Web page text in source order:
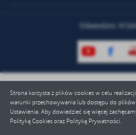
Strona korzysta z plików cookies w celu realizacji
warunki przechowywania lub dostępu do
Ustawienia. Aby dowiedzieć się więcej
Polityką Cookies oraz Polityką Prywatności.
Odwiedzin:
Copyright by
Powered by2ClickPortal® -